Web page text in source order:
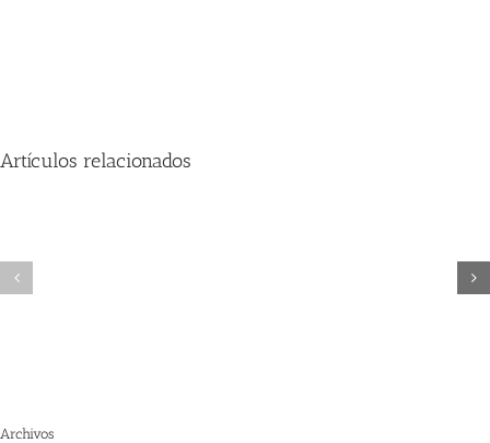
Artículos relacionados
Archivos